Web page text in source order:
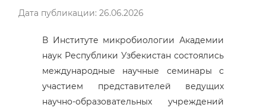
Дата публикации: 26.06.2026
В Институте микробиологии Академии
наук Республики Узбекистан состоялись
международные научные семинары с
участием представителей ведущих
научно-образовательных учреждений